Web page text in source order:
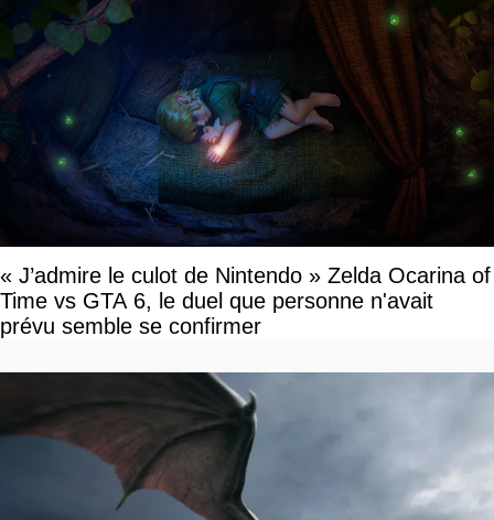
« J’admire le culot de Nintendo » Zelda Ocarina of
Time vs GTA 6, le duel que personne n'avait
prévu semble se confirmer